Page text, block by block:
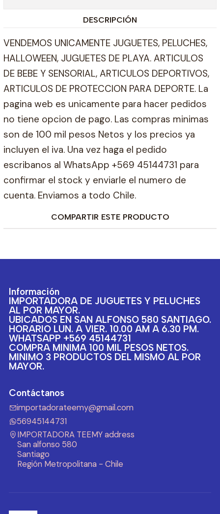
DESCRIPCIÓN
VENDEMOS UNICAMENTE JUGUETES, PELUCHES,
HALLOWEEN, JUGUETES DE PLAYA. ARTICULOS
DE BEBE Y SENSORIAL, ARTICULOS DEPORTIVOS,
ARTICULOS DE PROTECCION PARA DEPORTE. La
pagina web es unicamente para hacer pedidos
no tiene opcion de pago. Las compras minimas
son de 100 mil pesos Netos y los precios ya
incluyen el iva. Una vez haga el pedido
escribanos al WhatsApp +569 45144731 para
confirmar el stock y enviarle el numero de
cuenta. Enviamos a todo Chile.
COMPARTIR ESTE PRODUCTO
Información
IMPORTADORA DE JUGUETES Y PELUCHES
AL POR MAYOR.
UBICADOS EN SAN ALFONSO 580 SANTIAGO.
HORARIO LUN. A VIER. 10.00 AM A 6.30 PM.
WHATSAPP +569 45144731
COMPRA MINIMA 100 MIL PESOS NETOS.
MINIMO 3 PRODUCTOS DEL MISMO AL POR
MAYOR.
Contáctanos
importadorateemy@gmail.com
56945144731
IMPORTADORA TEEMY address
San alfonso 580
Santiago
Región Metropolitana - Chile